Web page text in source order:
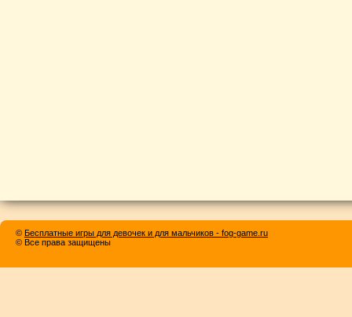
© Бесплатные игры для девочек и для мальчиков - fog-game.ru
© Все права защищены